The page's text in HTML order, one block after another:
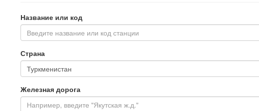
Название или код
Введите название или код станции
Страна
Железная дорога